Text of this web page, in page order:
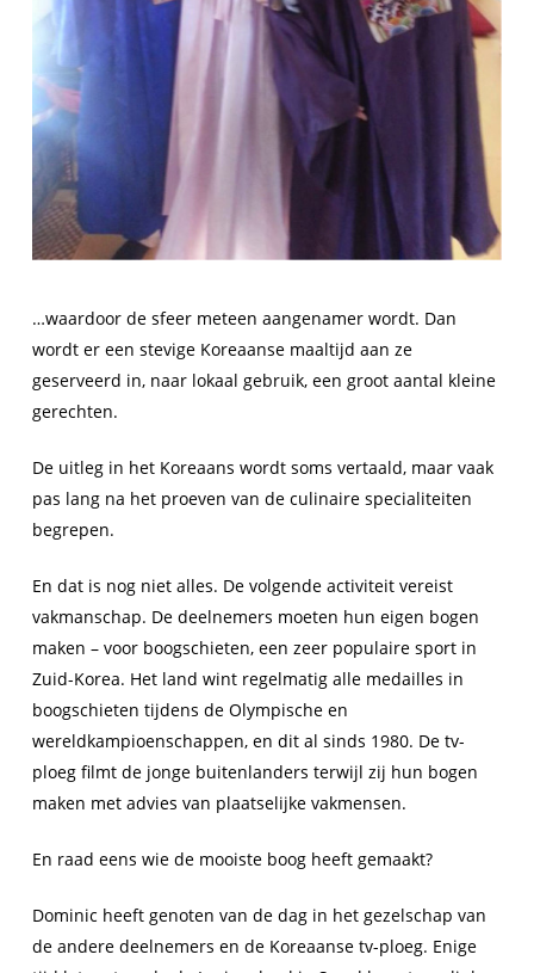
…waardoor de sfeer meteen aangenamer wordt. Dan
wordt er een stevige Koreaanse maaltijd aan ze
geserveerd in, naar lokaal gebruik, een groot aantal kleine
gerechten.
De uitleg in het Koreaans wordt soms vertaald, maar vaak
pas lang na het proeven van de culinaire specialiteiten
begrepen.
En dat is nog niet alles. De volgende activiteit vereist
vakmanschap. De deelnemers moeten hun eigen bogen
maken – voor boogschieten, een zeer populaire sport in
Zuid-Korea. Het land wint regelmatig alle medailles in
boogschieten tijdens de Olympische en
wereldkampioenschappen, en dit al sinds 1980. De tv-
ploeg filmt de jonge buitenlanders terwijl zij hun bogen
maken met advies van plaatselijke vakmensen.
En raad eens wie de mooiste boog heeft gemaakt?
Dominic heeft genoten van de dag in het gezelschap van
de andere deelnemers en de Koreaanse tv-ploeg. Enige